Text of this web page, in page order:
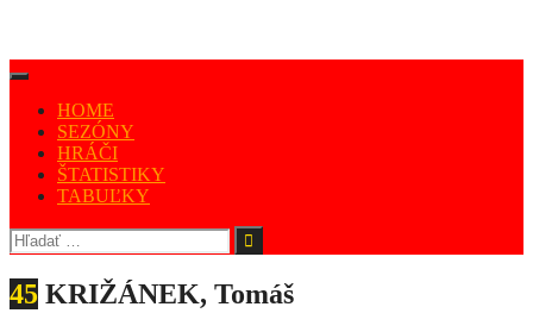
HOME
SEZÓNY
HRÁČI
ŠTATISTIKY
TABUĽKY
45 KRIŽÁNEK, Tomáš